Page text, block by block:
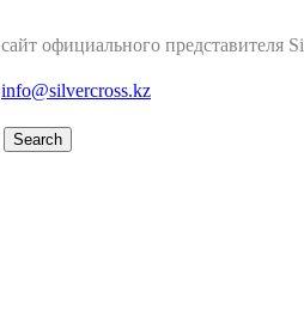
сайт официального представителя
info@silvercross.kz